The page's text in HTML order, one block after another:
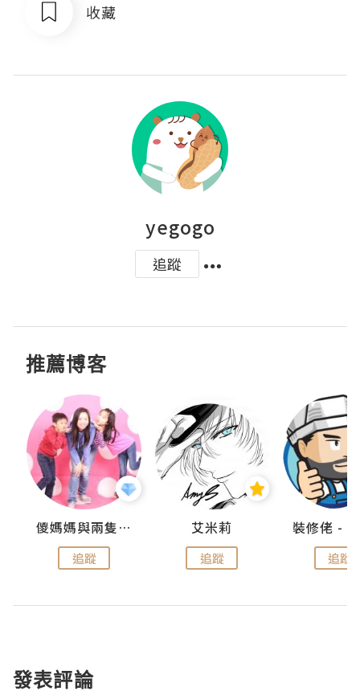
收藏
yegogo
追蹤
推薦博客
儍媽媽與兩隻小魔怪之家
追蹤
艾米莉
追蹤 追蹤
發表評論